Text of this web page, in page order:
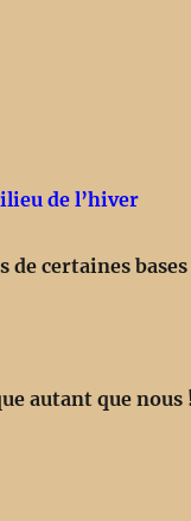
de l’hiver
de certaines
autant que nous